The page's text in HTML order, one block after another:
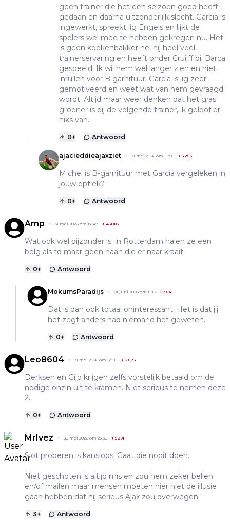
geen trainer die het een seizoen goed heeft
gedaan en daarna uitzonderlijk slecht. Garcia is
ingewerkt, spreekt iig Engels en lijkt de
spelers wel mee te hebben gekregen nu. Het
is geen koekenbakker he, hij heel veel
trainerservaring en heeft onder Cruijff bij Barca
gespeeld. Ik wil hem wel langer zien en niet
inruilen voor B garnituur. Garcia is iig zeer
gemotiveerd en weet wat van hem gevraagd
wordt. Altijd maar weer denken dat het gras
groener is bij de volgende trainer, ik geloof er
niks van.
0+ Antwoord
ajacieddieajaxziet 31 mei 2026 om 18:56 + 3256
Michel is B-garnituur met Garcia vergeleken in
jouw optiek?
0+ Antwoord
Amp 31 mei 2026 om 17:47 + 45085
Wat ook wel bijzonder is: in Rotterdam halen ze een
belg als td maar geen haan die er naar kraait
0+ Antwoord
MokumsParadijs 01 juni 2026 om 11:15 + 3641
Dat is dan ook totaal oninteressant. Het is dat jij
het zegt anders had niemand het geweten.
0+ Antwoord
Leo8604 31 mei 2026 om 12:08 + 2673
Derksen en Gijp krijgen zelfs vorstelijk betaald om de
nodige onzin uit te kramen. Niet serieus te nemen deze
2.
0+ Antwoord
MrIvez 30 mei 2026 om 23:38 +5091
Slot proberen is kansloos. Gaat die nooit doen.
Niet geschoten is altijd mis en zou hem zeker bellen
en/of mailen maar mensen moeten hier niet de illusie
gaan hebben dat hij serieus Ajax zou overwegen.
3+ Antwoord